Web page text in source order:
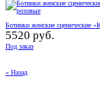
Ботинки женские сценические
5520 руб.
Под заказ
« Назад